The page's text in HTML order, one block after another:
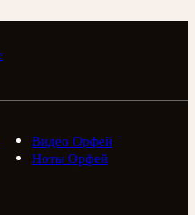
Видео Орфей
Ноты Орфей